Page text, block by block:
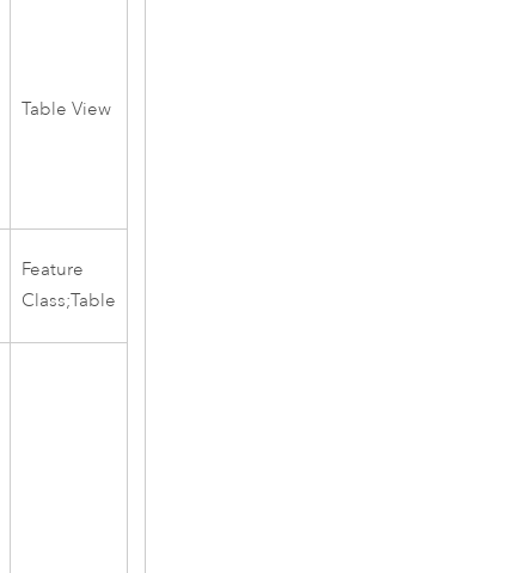
Table View
Feature
Class;Table